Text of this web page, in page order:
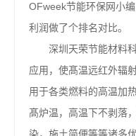
OFweek节能环保网小
利润做了个排名对比。
深圳天荣节能材料科
应用，使髙温远红外辐
用于各类燃料的高温加
髙炉温，高温下不剥落